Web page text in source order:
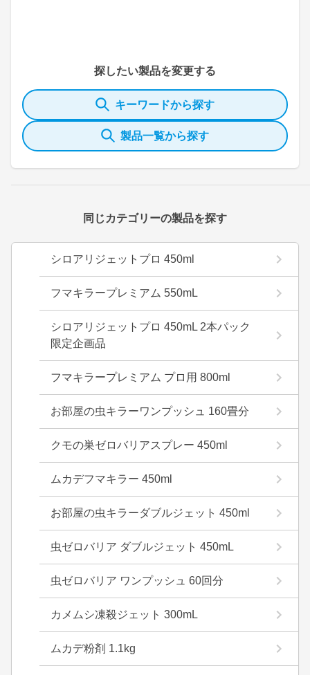
探したい製品を変更する
キーワードから探す
製品一覧から探す
同じカテゴリーの製品を探す
シロアリジェットプロ 450ml
フマキラープレミアム 550mL
シロアリジェットプロ 450mL 2本パック
限定企画品
フマキラープレミアム プロ用 800ml
お部屋の虫キラーワンプッシュ 160畳分
クモの巣ゼロバリアスプレー 450ml
ムカデフマキラー 450ml
お部屋の虫キラーダブルジェット 450ml
虫ゼロバリア ダブルジェット 450mL
虫ゼロバリア ワンプッシュ 60回分
カメムシ凍殺ジェット 300mL
ムカデ粉剤 1.1kg